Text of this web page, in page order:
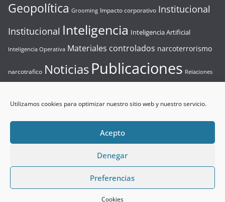
Utilizamos cookies para optimizar nuestro sitio web y nuestro servicio.
Acepto
Denegar
Preferencias
Cookies
Geopolítica Grooming Impacto corporativo Institucional
Institucional Inteligencia Inteligencia Artificial
Inteligencia Operativa Materiales controlados narcoterrorismo
narcotrafico NoticiasPublicaciones Relaciones
Terrorismo
El Analista. Todos los derechos reservados.
Desarrollado por